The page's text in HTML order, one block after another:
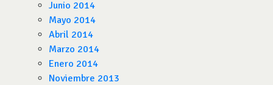
Junio 2014
Mayo 2014
Abril 2014
Marzo 2014
Enero 2014
Noviembre 2013